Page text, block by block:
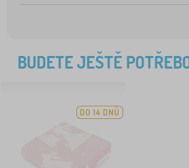
BUDETE JEŠTĚ
DO 14 DNŮ